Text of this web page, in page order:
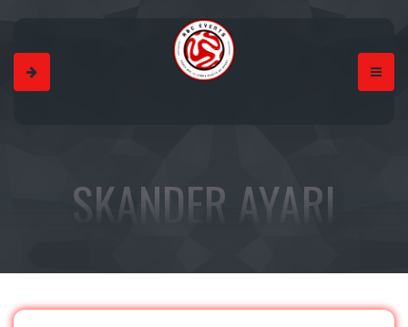
SKANDER AYARI